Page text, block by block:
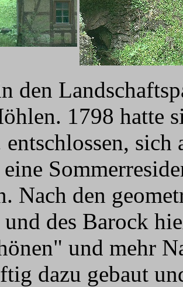
den
1798 hatte
sich
Nach den
des Barock
und mehr
dazu gebaut